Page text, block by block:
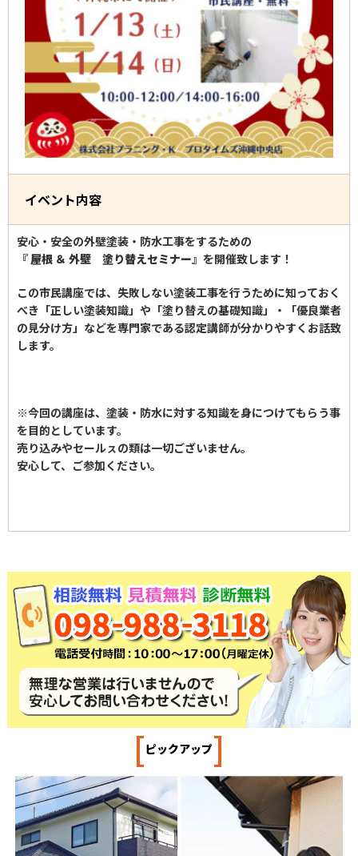
イベント内容
安心・安全の外壁塗装・防水工事をするための
『 屋根 ＆ 外壁 塗り替えセミナー』 を開催致します！
この市民講座では、失敗しない塗装工事を行うために知っておく
べき「正しい塗装知識」や「塗り替えの基礎知識」・「優良業者
の見分け方」などを専門家である認定講師が分かりやすくお話致
します。
※今回の講座は、塗装・防水に対する知識を身につけてもらう事
を目的としています。
売り込みやセールㇲの類は一切ございません。
安心して、ご参加ください。
[ピックアップ]